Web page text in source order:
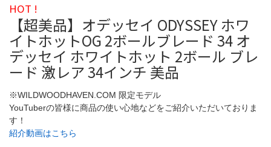
HOT !
【超美品】オデッセイ ODYSSEY ホワ
イトホットOG 2ボールブレード 34 オ
デッセイ ホワイトホット 2ボール ブレ
ード 激レア 34インチ 美品
※WILDWOODHAVEN.COM 限定モデル
YouTuberの皆様に商品の使い心地などをご紹介いただいておりま
す！
紹介動画はこちら